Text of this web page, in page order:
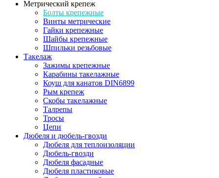
Метрический крепеж
Болты крепежные
Винты метрические
Гайки крепежные
Шайбы крепежные
Шпильки резьбовые
Такелаж
Зажимы крепежные
Карабины такелажные
Коуш для канатов DIN6899
Рым крепеж
Скобы такелажные
Талрепы
Тросы
Цепи
Дюбеля и дюбель-гвозди
Дюбеля для теплоизоляции
Дюбель-гвозди
Дюбеля фасадные
Дюбеля пластиковые